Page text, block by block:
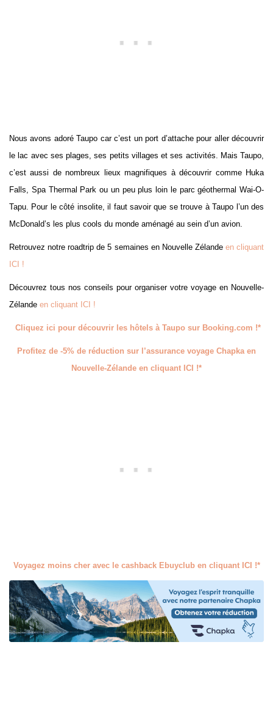
Nous avons adoré Taupo car c’est un port d’attache pour aller découvrir
le lac avec ses plages, ses petits villages et ses activités. Mais Taupo,
c’est aussi de nombreux lieux magnifiques à découvrir comme Huka
Falls, Spa Thermal Park ou un peu plus loin le parc géothermal Wai-O-
Tapu. Pour le côté insolite, il faut savoir que se trouve à Taupo l’un des
McDonald’s les plus cools du monde aménagé au sein d’un avion.
Retrouvez notre roadtrip de 5 semaines en Nouvelle Zélande en cliquant
ICI !
Découvrez tous nos conseils pour organiser votre voyage en Nouvelle-
Zélande en cliquant ICI !
Cliquez ici pour découvrir les hôtels à Taupo sur Booking.com !*
Profitez de -5% de réduction sur l’assurance voyage Chapka en
Nouvelle-Zélande en cliquant ICI !*
Voyagez moins cher avec le cashback Ebuyclub en cliquant ICI !*